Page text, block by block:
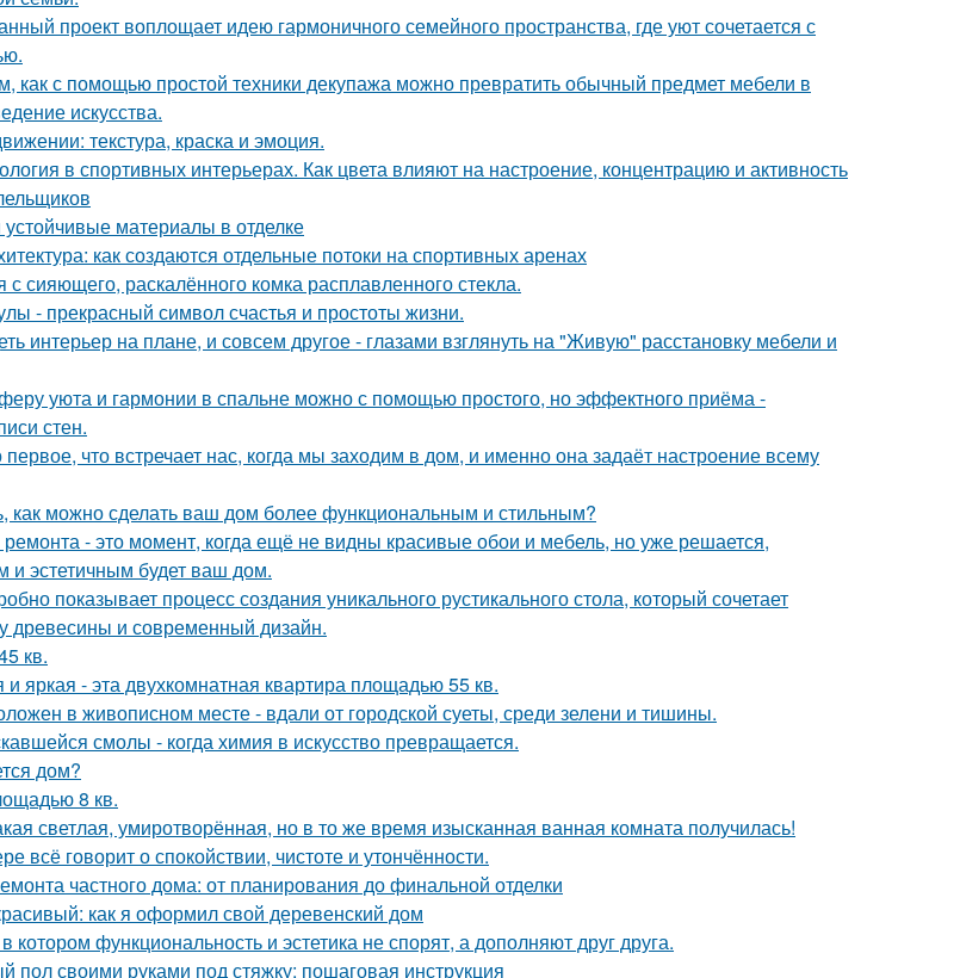
проект воплощает идею гармоничного семейного пространства, где уют сочетается с
как с помощью простой техники декупажа можно превратить обычный предмет мебели в
искусства.
текстура, краска и эмоция.
в спортивных интерьерах. Как цвета влияют на настроение, концентрацию и активность
материалы в отделке
как создаются отдельные потоки на спортивных аренах
с сияющего, раскалённого комка расплавленного стекла.
- прекрасный символ счастья и простоты жизни.
интерьер на плане, и совсем другое - глазами взглянуть на "Живую" расстановку мебели и
уюта и гармонии в спальне можно с помощью простого, но эффектного приёма -
стен.
что встречает нас, когда мы заходим в дом, и именно она задаёт настроение всему
как можно сделать ваш дом более функциональным и стильным?
- это момент, когда ещё не видны красивые обои и мебель, но уже решается,
и эстетичным будет ваш дом.
показывает процесс создания уникального рустикального стола, который сочетает
древесины и современный дизайн.
кв.
и яркая - эта двухкомнатная квартира площадью 55 кв.
в живописном месте - вдали от городской суеты, среди зелени и тишины.
смолы - когда химия в искусство превращается.
дом?
8 кв.
светлая, умиротворённая, но в то же время изысканная ванная комната получилась!
всё говорит о спокойствии, чистоте и утончённости.
частного дома: от планирования до финальной отделки
как я оформил свой деревенский дом
котором функциональность и эстетика не спорят, а дополняют друг друга.
пол своими руками под стяжку: пошаговая инструкция